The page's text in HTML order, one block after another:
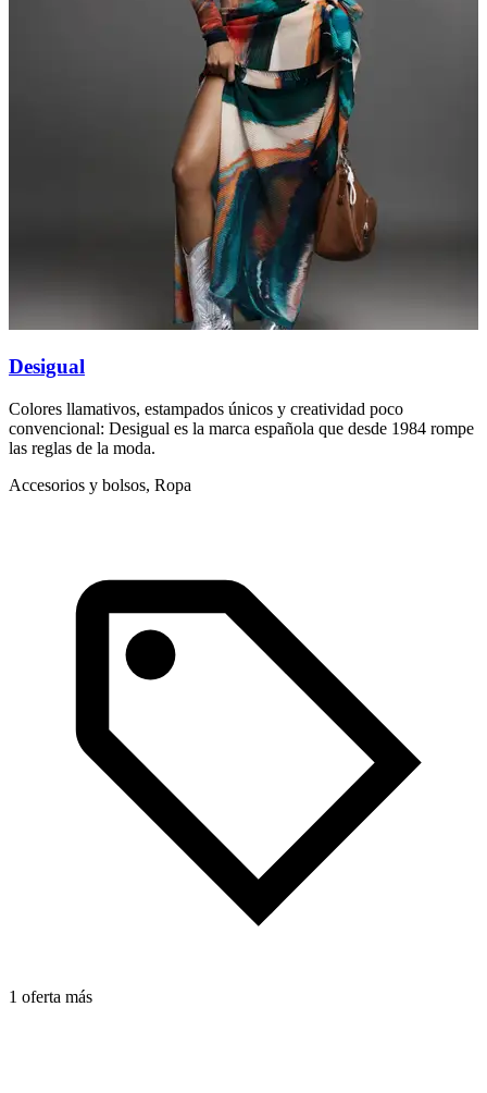
Desigual
Colores llamativos, estampados únicos y creatividad poco
convencional: Desigual es la marca española que desde 1984 rompe
las reglas de la moda.
Accesorios y bolsos, Ropa
1 oferta más